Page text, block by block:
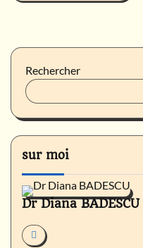
Rechercher
sur moi
Dr Diana BADESCU